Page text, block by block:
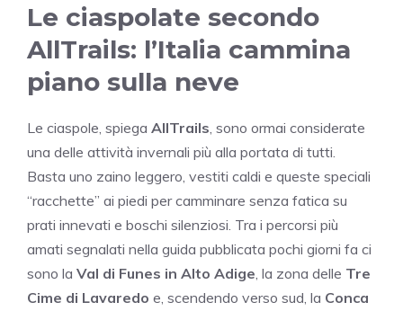
Le ciaspolate secondo
AllTrails: l’Italia cammina
piano sulla neve
Le ciaspole, spiega AllTrails , sono ormai considerate
una delle attività invernali più alla portata di tutti.
Basta uno zaino leggero, vestiti caldi e queste speciali
“racchette” ai piedi per camminare senza fatica su
prati innevati e boschi silenziosi. Tra i percorsi più
amati segnalati nella guida pubblicata pochi giorni fa ci
sono la Val di Funes in Alto Adige , la zona delle Tre
Cime di Lavaredo e, scendendo verso sud, la Conca